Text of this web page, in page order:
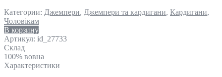
Категории: Джемпери, Джемпери та кардигани, Кардигани,
Чоловікам
В корзину
Артикул: id_27733
Склад
100% вовна
Характеристики